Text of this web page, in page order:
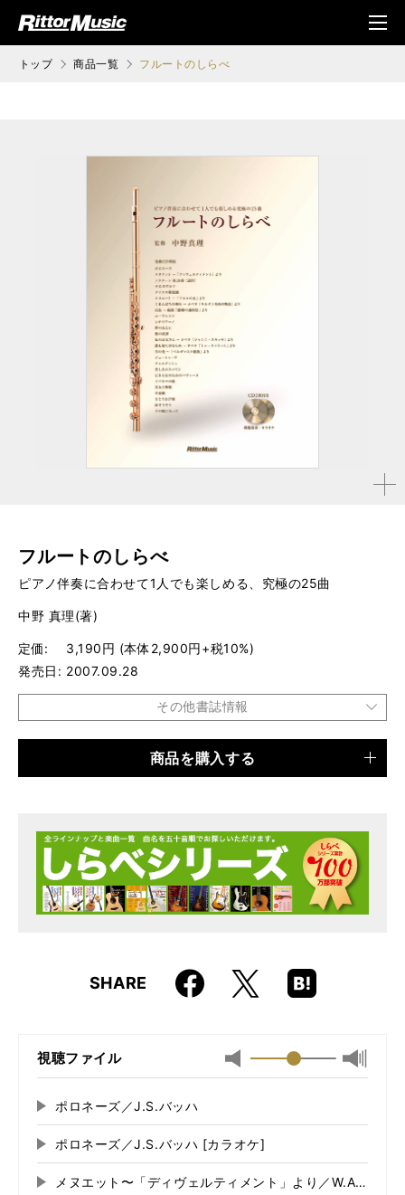
ジック (Rittor Musi
メニ
ュ
トップ 商品一覧 フルートのしらべ
拡大す
フルートのしらべ
ピアノ伴奏に合わせて1人でも楽しめる、究極の25曲
中野 真理(著)
定価
3,190円 (本体2,900円+税10%)
発売日
2007.09.28
その他書誌情報
ISBN 9784845614714
4958537111323
商品を購入する
SHARE Faceboo
k
X
Hatena
Boo
視聴ファイル
最小
音
り
え
最大音
量
る
再
生
す
る
ポロネーズ／J.S.バッハ
再
生
す
ポロネーズ／J.S.バッハ [カラオケ]
再
メヌエット〜「ディヴェルティメント」より／W.A.モーツ